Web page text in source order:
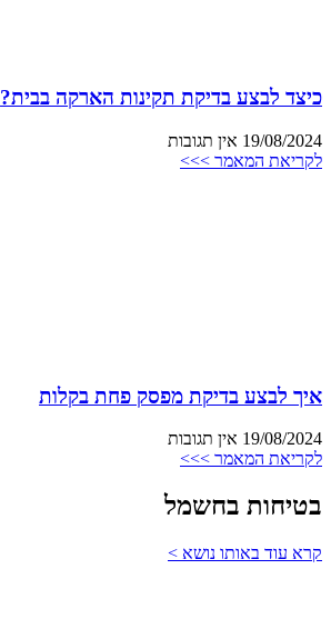
כיצד לבצע בדיקת תקינות הארקה בבית?
19/08/2024 אין תגובות
לקריאת המאמר >>>
איך לבצע בדיקת מפסק פחת בקלות
19/08/2024 אין תגובות
לקריאת המאמר >>>
בטיחות בחשמל
קרא עוד באותו נושא >